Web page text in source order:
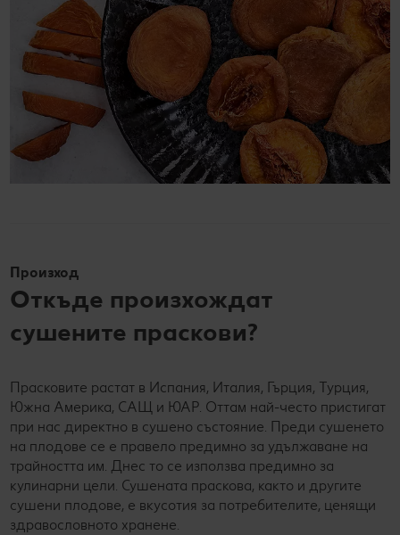
Произход
Откъде произхождат
сушените праскови?
Прасковите растат в Испания, Италия, Гърция, Турция,
Южна Америка, САЩ и ЮАР. Оттам най-често пристигат
при нас директно в сушено състояние. Преди сушенето
на плодове се е правело предимно за удължаване на
трайността им. Днес то се използва предимно за
кулинарни цели. Сушената праскова, както и другите
сушени плодове, е вкусотия за потребителите, ценящи
здравословното хранене.